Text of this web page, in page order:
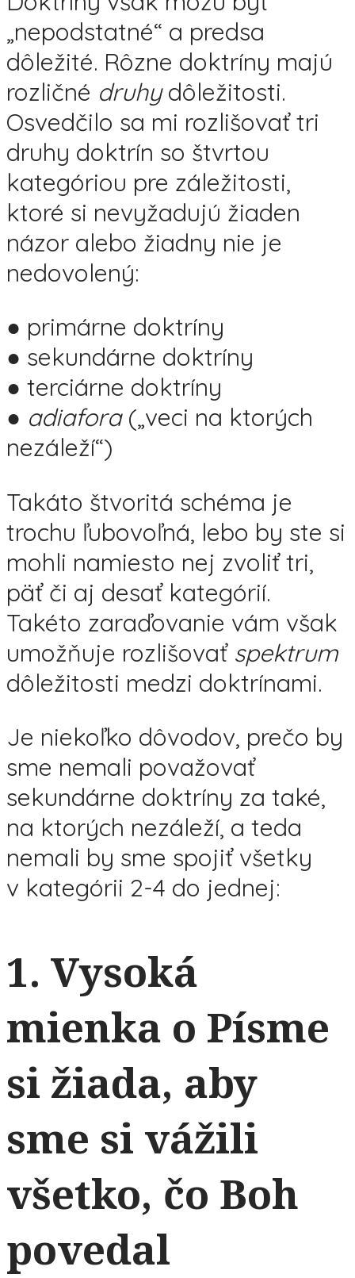
„nepodstatné“ a predsa
dôležité. Rôzne doktríny majú
rozličné druhydôležitosti.
Osvedčilo sa mi rozlišovať tri
druhy doktrín so štvrtou
kategóriou pre záležitosti,
ktoré si nevyžadujú žiaden
názor alebo žiadny nie je
nedovolený:
● primárne doktríny
● sekundárne doktríny
● terciárne doktríny
● adiafora(„veci na ktorých
nezáleží“)
Takáto štvoritá schéma je
trochu ľubovoľná, lebo by ste si
mohli namiesto nej zvoliť tri,
päť či aj desať kategórií.
Takéto zaraďovanie vám však
umožňuje rozlišovať spektrum
dôležitosti medzi doktrínami.
Je niekoľko dôvodov, prečo by
sme nemali považovať
sekundárne doktríny za také,
na ktorých nezáleží, a teda
nemali by sme spojiť všetky
v kategórii 2-4 do jednej:
1. Vysoká
mienka o Písme
si žiada, aby
sme si vážili
všetko, čo Boh
povedal